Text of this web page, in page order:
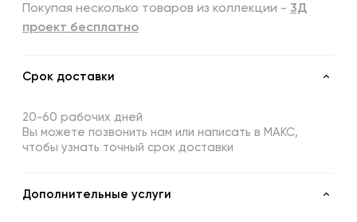
Покупая несколько товаров из коллекции - 3Д
проект бесплатно
Срок доставки
20-60 рабочих дней
Вы можете позвонить нам или написать в МАКС,
чтобы узнать точный срок доставки
Дополнительные услуги